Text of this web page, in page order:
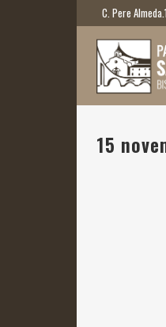
C. Pere
15